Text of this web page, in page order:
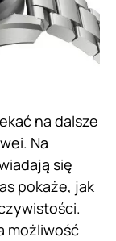
na dalsze
Na
się
pokaże, jak
możliwość